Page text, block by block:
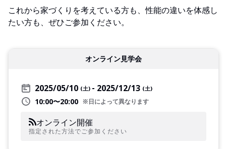
これから家づくりを考えている方も、性能の違いを体感し
たい方も、ぜひご参加ください。
オンライン見学会
2025/05/10 (土) 2025/12/13 (土)
10:00〜20:00 ※日によって異なります
オンライン開催
指定された方法でご参加ください